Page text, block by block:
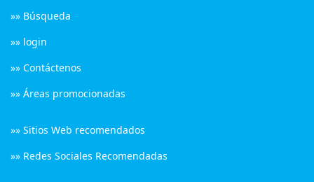
»» Búsqueda
»» login
»» Contáctenos
»» Áreas promocionadas
»» Sitios Web recomendados
»» Redes Sociales Recomendadas